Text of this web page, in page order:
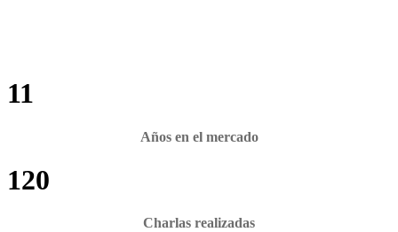
11
Años en el mercado
120
Charlas realizadas